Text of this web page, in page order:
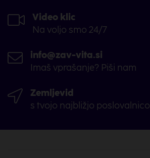
Video klic
Na voljo smo 24/7
info@zav-vita.si
Imaš vprašanje? Piši nam
Zemljevid
s tvojo najbližjo poslovalnico